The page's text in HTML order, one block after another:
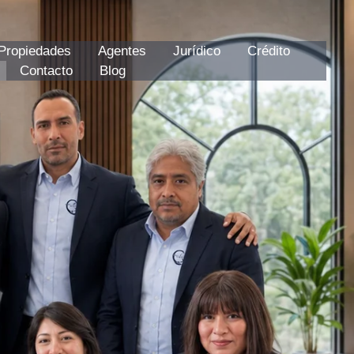
Agentes Jurídico
Crédito
Contacto
Blog